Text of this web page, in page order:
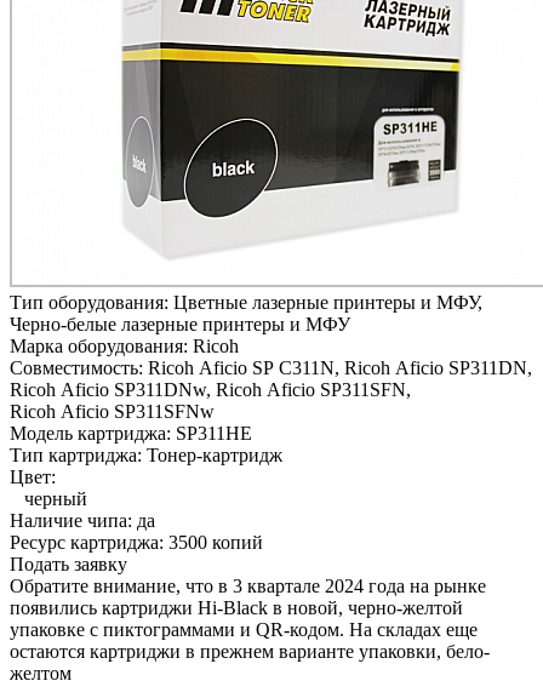
Тип оборудования: Цветные лазерные принтеры и МФУ,
Черно-белые лазерные принтеры и МФУ
Марка оборудования: Ricoh
Совместимость: Ricoh Aficio SP C311N, Ricoh Aficio SP311DN,
Ricoh Aficio SP311DNw, Ricoh Aficio SP311SFN,
Ricoh Aficio SP311SFNw
Модель картриджа: SP311HE
Тип картриджа: Тонер-картридж
Цвет:
черный
Наличие чипа: да
Ресурс картриджа: 3500 копий
Подать заявку
Обратите внимание, что в 3 квартале 2024 года на рынке
появились картриджи Hi-Black в новой, черно-желтой
упаковке с пиктограммами и QR-кодом. На складах еще
остаются картриджи в прежнем варианте упаковки, бело-
желтом